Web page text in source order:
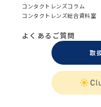
コンタクトレンズコラム
コンタクトレンズ総合資料室
よくあるご質問
取